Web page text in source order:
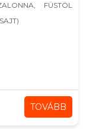
FÜSTÖL
TOVÁBB